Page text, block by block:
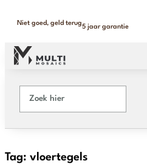
Niet goed, geld terug
5 jaar garantie
Tag: vloertegels